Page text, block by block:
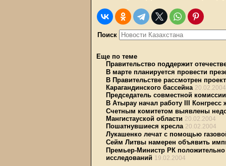
Поиск
Еще по теме
Правительство поддержит
В марте планируется провести
В Правительстве рассмотрен
Карагандинского бассейна 20.02.2004
Председатель совместной
В Атырау начал работу III Конгресс
Счетным комитетом выявлены
Мангистауской области 20.02.2004
Пошатнувшиеся кресла 20.02.2004
Лукашенко лечат с помощью
Сейм Литвы намерен объявить
Премьер-Министр РК положительно
исследований 19.02.2004